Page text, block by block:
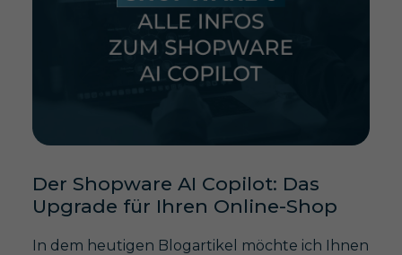
Der Shopware AI Copilot: Das
Upgrade für Ihren Online-Shop
In dem heutigen Blogartikel möchte ich Ihnen